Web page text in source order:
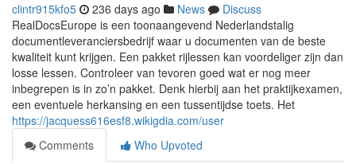
clintr915kfo5 236 days ago News
Discuss
RealDocsEurope is een toonaangevend Nederlandstalig
documentleveranciersbedrijf waar u documenten van de beste
kwaliteit kunt krijgen. Een pakket rijlessen kan voordeliger zijn dan
losse lessen. Controleer van tevoren goed wat er nog meer
inbegrepen is in zo’n pakket. Denk hierbij aan het praktijkexamen,
een eventuele herkansing en een tussentijdse toets. Het
https://jacquess616esf8.wikigdia.com/user
Comments
Who Upvoted